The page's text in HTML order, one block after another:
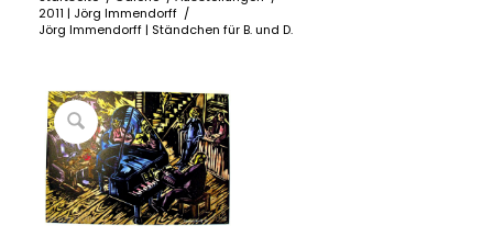
2011 | Jörg Immendorff /
Jörg Immendorff | Ständchen für B. und D.